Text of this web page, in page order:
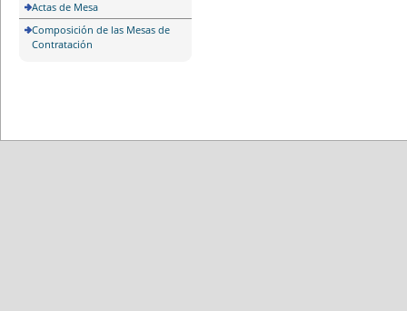
Actas de Mesa
Composición de las Mesas de
Contratación